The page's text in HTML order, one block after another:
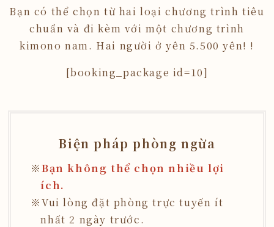
Bạn có thể chọn từ hai loại chương trình tiêu
chuẩn và đi kèm với một chương trình
kimono nam. Hai người ở yên 5.500 yên! !
[booking_package id=10]
Biện pháp phòng ngừa
Bạn không thể chọn nhiều lợi
ích.
Vui lòng đặt phòng trực tuyến ít
nhất 2 ngày trước.